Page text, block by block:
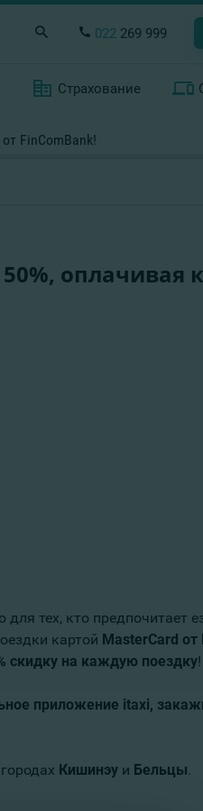
022 269 999
Страхование
FinComBank!
оплачивая
тех, кто предпочитает
картой MasterCard от
скидку на каждую поездку!
приложение itaxi,
Кишинэу и Бельцы.